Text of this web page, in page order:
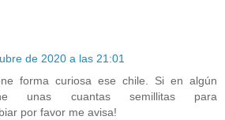
de 2020 a las 21:01
forma curiosa ese chile. Si en algún
unas cuantas semillitas para
por favor me avisa!